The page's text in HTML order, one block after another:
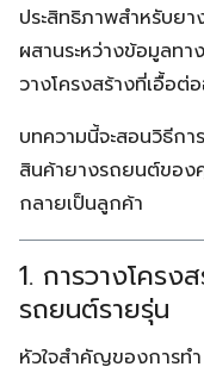
ประสิทธิภาพสำหรับย
ผสานระหว่างข้อมูลท
วางโครงสร้างที่เอื้อ
บทความนี้จะสอนวิธีกา
สินค้ายางรถยนต์ของ
กลายเป็นลูกค้า
1. การวางโคร
รถยนต์รายรุ่น
หัวใจสำคัญของการท